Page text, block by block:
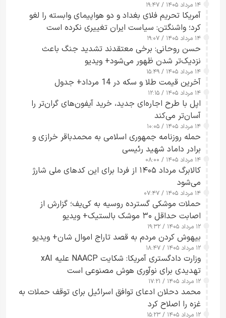
۱۴ مرداد ۱۴۰۵ / ۱۹:۴۷
آمریکا تحریم فلای بغداد و دو هواپیمای وابسته را لغو
کرد؛ واشنگتن: سیاست ایران تغییری نکرده است
۱۴ مرداد ۱۴۰۵ / ۱۹:۰۷
حسن روحانی: برخی معتقدند تشدید جنگ باعث
نزدیک‌تر شدن ظهور می‌شود+ ویدیو
۱۴ مرداد ۱۴۰۵ / ۱۵:۴۹
آخرین قیمت طلا و سکه در 14 مرداد+ جدول
۱۴ مرداد ۱۴۰۵ / ۱۲:۱۵
اپل با طرح اجاره‌ای جدید، خرید آیفون‌های گران‌تر را
آسان‌تر می‌کند
۱۴ مرداد ۱۴۰۵ / ۱۰:۰۵
حمله روزنامه جمهوری اسلامی به محمدباقر خرازی و
برادر داماد شهید رئیسی
۱۴ مرداد ۱۴۰۵ / ۰۸:۰۰
کالابرگ مرداد ۱۴۰۵ از فردا برای این کدهای ملی شارژ
می‌شود
۱۴ مرداد ۱۴۰۵ / ۰۷:۴۷
حملات موشکی گسترده روسیه به کی‌یف؛ گزارش از
اصابت حداقل ۳۰ موشک بالستیک+ ویدیو
۱۲ مرداد ۱۴۰۵ / ۱۹:۳۲
بیهوش کردن مردم به قصد تاراج اموال شان+ ویدیو
۱۲ مرداد ۱۴۰۵ / ۱۸:۴۷
وزارت دادگستری آمریکا: شکایت NAACP علیه xAI
تهدیدی برای نوآوری هوش مصنوعی است
۱۲ مرداد ۱۴۰۵ / ۱۷:۲۱
محمد دحلان ادعای توافق اسرائیل برای توقف حملات به
غزه را اصلاح کرد
۱۲ مرداد ۱۴۰۵ / ۱۵:۲۳